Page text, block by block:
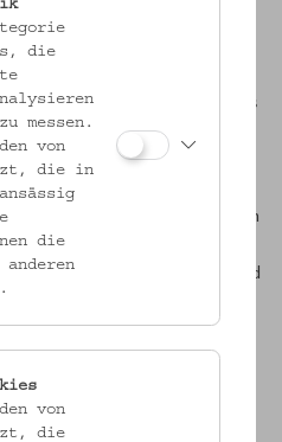
Legenden und Anekdoten die
einer kürzlich erschienenen
Veranstaltungen anläßlich des
liefern nun die Wiener
Österreichische Museum für
Lust" und dem
ein neues Plädoyer für Joseph
und Bilderbogen zeichnet
Wiener Komponisten nach und
wie soziokulturellen
des Biedermeier, die
Rezeptionsgeschichte sowie
nach heutigem
der Präsentation.
die
messen.
von
die in
die
von
die